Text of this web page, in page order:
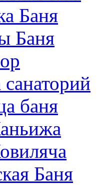
Баня
Баня
баня
Баня